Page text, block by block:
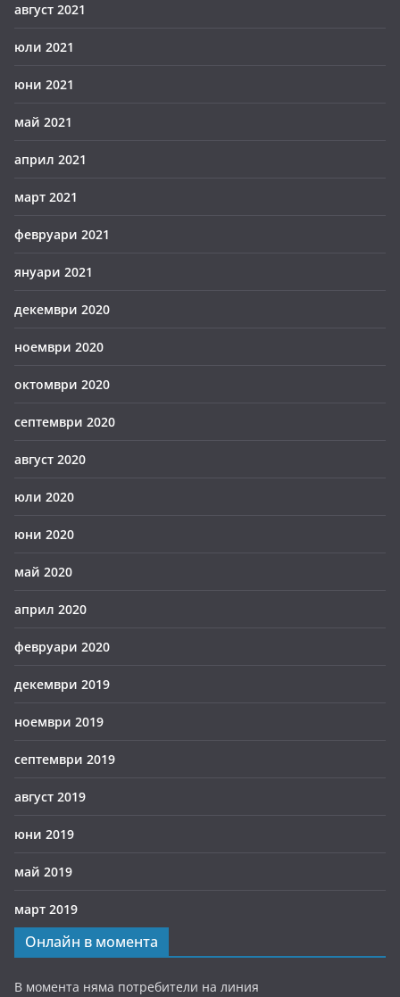
август 2021
юли 2021
юни 2021
май 2021
април 2021
март 2021
февруари 2021
януари 2021
декември 2020
ноември 2020
октомври 2020
септември 2020
август 2020
юли 2020
юни 2020
май 2020
април 2020
февруари 2020
декември 2019
ноември 2019
септември 2019
август 2019
юни 2019
май 2019
март 2019
Онлайн в момента
В момента няма потребители на линия